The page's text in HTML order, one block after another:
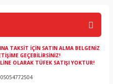
TAKSİT İÇİN SATIN ALMA BELGENİZ
GEÇEBİLİRSİNİZ!
OLARAK TÜFEK SATIŞI YOKTUR!
05054772504